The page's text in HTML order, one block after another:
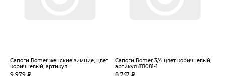
Сапоги Romer женские зимние, цвет
коричневый, артикул...
9 979 ₽
Сапоги Romer 3/4 цвет коричневый,
артикул 811081-1
8 747 ₽